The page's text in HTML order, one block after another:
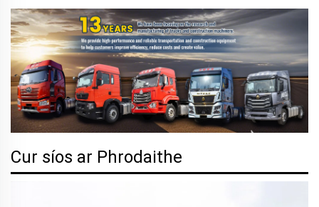
Cur síos ar Phrodaithe